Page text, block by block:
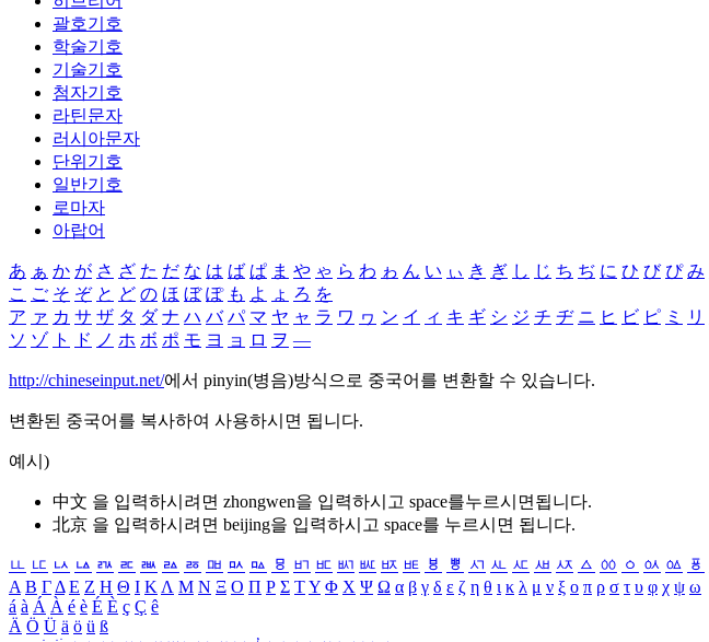
괄호기호
학술기호
기술기호
첨자기호
라틴문자
러시아문자
단위기호
일반기호
로마자
아랍어
あ ぁ か が さ ざ た だ な は ば ぱ ま や ゃ ら わ ゎ ん い ぃ き ぎ し じ ち ぢ に ひ び ぴ み
こ ご そ ぞ と ど の ほ ぼ ぽ も よ ょ ろ を
ア ァ カ サ ザ タ ダ ナ ハ バ パ マ ヤ ャ ラ ワ ヮ ン イ ィ キ ギ シ ジ チ ヂ ニ ヒ ビ ピ ミ リ
ソ ゾ ト ド ノ ホ ボ ポ モ ヨ ョ ロ ヲ ―
http://chineseinput.net/에서 pinyin(병음)방식으로 중국어를 변환할 수 있습니다.
변환된 중국어를 복사하여 사용하시면 됩니다.
예시)
中文 을 입력하시려면 zhongwen을 입력하시고 space를누르시면됩니다.
北京 을 입력하시려면 beijing을 입력하시고 space를 누르시면 됩니다.
ㅥ ㅦ ㅧ ㅨ ㅩ ㅪ ㅫ ㅬ ㅭ ㅮ ㅯ ㅰ ㅱ ㅲ ㅳ ㅴ ㅵ ㅶ ㅷ ㅸ ㅹ ㅺ ㅻ ㅼ ㅽ ㅾ ㅿ ㆀ ㆁ ㆂ ㆃ ㆄ
Α Β ΓΔ Ε Ζ Η Θ Ι ΚΛ Μ Ν Ξ Ο Π Ρ Σ ΤΥ Φ Χ Ψ Ω α β γ δ ε ζ η θ ι κ λ μ ν ξ ο π ρ σ τ υ φ χ ψ ω
á à Á À é è É È ç Ç ê
Ä Ö Ü ä ö ü ß